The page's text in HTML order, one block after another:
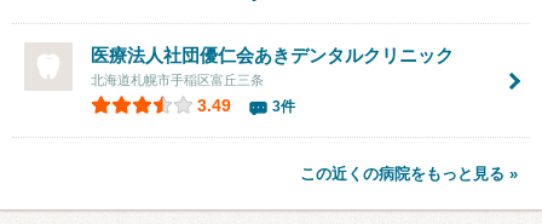
医療法人社団優仁会あきデンタルクリニック
北海道札幌市手稲区富丘三条
3.49 3件
この近くの病院をもっと見る »